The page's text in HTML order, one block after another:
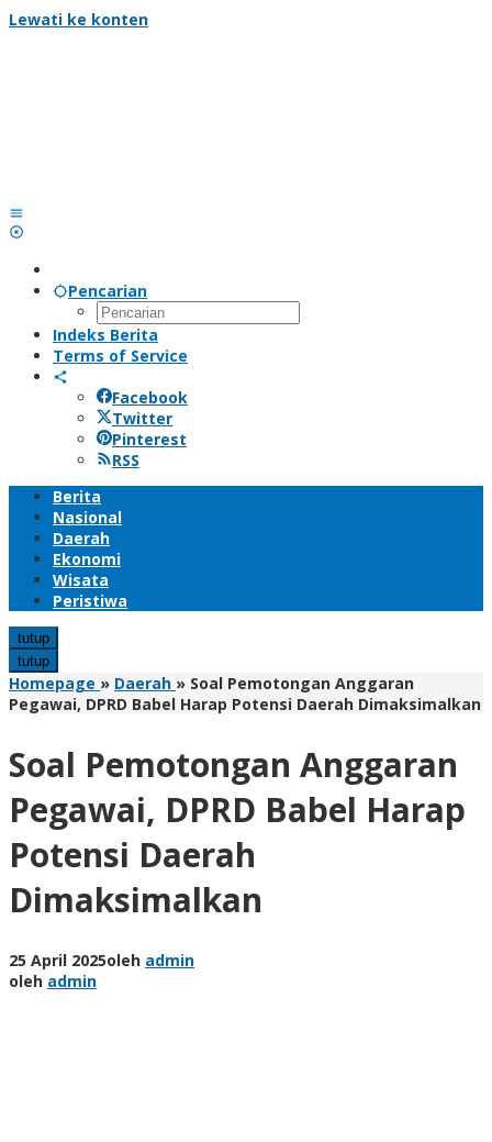
Lewati ke konten
Pencarian
Indeks Berita
Terms of Service
Facebook
Twitter
Pinterest
RSS
Berita
Nasional
Daerah
Ekonomi
Wisata
Peristiwa
tutup
tutup
Homepage » Daerah » Soal Pemotongan Anggaran
Pegawai, DPRD Babel Harap Potensi Daerah Dimaksimalkan
Soal Pemotongan Anggaran
Pegawai, DPRD Babel Harap
Potensi Daerah
Dimaksimalkan
25 April 2025oleh admin
oleh admin